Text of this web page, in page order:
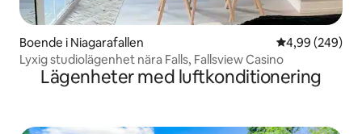
Boende i Niagarafallen 4,99 av 5 i
4,99 (249)
Lyxig studiolägenhet nära Falls, Fallsview Casino
Lägenheter med luftkonditionering